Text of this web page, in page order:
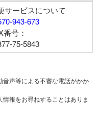
サービスについて
943-673
番号：
75-5843
音声等による不審な電話がかか
報をお尋ねすることはありま